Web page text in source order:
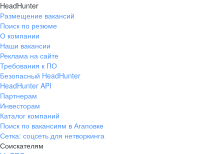
HeadHunter
Размещение вакансий
Поиск по резюме
О компании
Наши вакансии
Реклама на сайте
Требования к ПО
Безопасный HeadHunter
HeadHunter API
Партнерам
Инвесторам
Каталог компаний
Поиск по вакансиям в Агаповке
Сетка: соцсеть для нетворкинга
Соискателям